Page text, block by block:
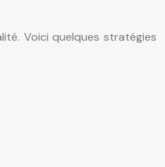
Voici quelques stratégies